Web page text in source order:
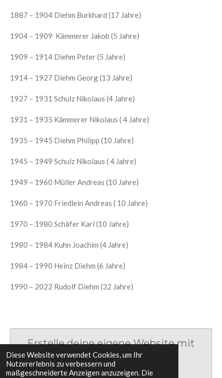
Diese Website verwendet Cookies, um Ihr
Nutzererlebnis zu verbessern und
maßgeschneiderte Anzeigen anzuzeigen. Die
1887 – 1904 Diehm Burkhard (17 Jahre)
1904 – 1909 Kämmerer Jakob (5 Jahre)
1909 – 1914 Diehm Peter (5 Jahre)
1914 – 1927 Diehm Georg (13 Jahre)
1927 – 1931 Schulz Nikolaus (4 Jahre)
1931 – 1935 Kämmerer Nikolaus ( 4 Jahre)
1935 – 1945 Diehm Philipp (10 Jahre)
1945 – 1949 Schulz Nikolaus ( 4 Jahre)
1949 – 1960 Müller Andreas (10 Jahre)
1960 – 1970 Friedlein Andreas ( 10 Jahre)
1970 – 1980 Schäfer Karl (10 Jahre)
1980 – 1984 Kuhn Joachim (4 Jahre)
1984 – 1990 Heinz Diehm (6 Jahre)
1990 – 2022 Rudolf Diehm (32 Jahre)
Erstelle deine eigene Website mit
Webador